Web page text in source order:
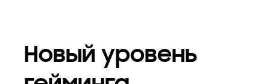
Новый уровень